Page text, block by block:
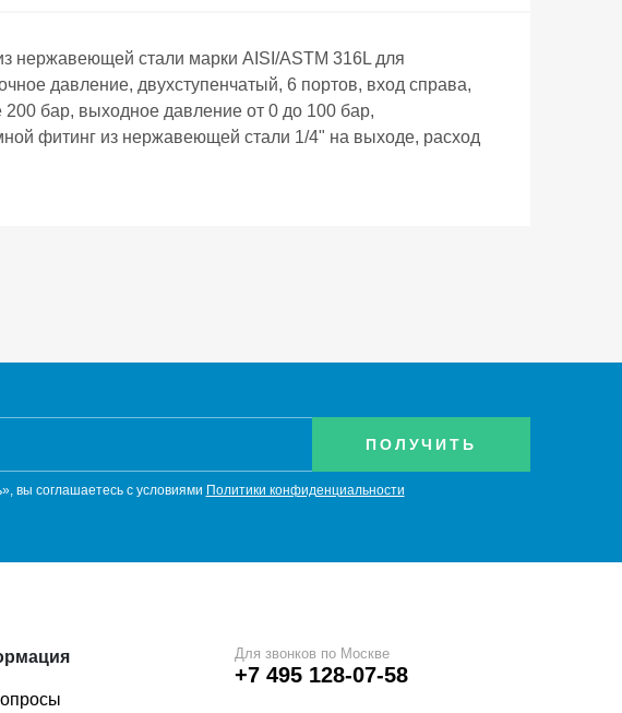
нержавеющей стали марки AISI/ASTM 316L для
давление, двухступенчатый, 6 портов, вход справа,
бар, выходное давление от 0 до 100 бар,
фитинг из нержавеющей стали 1/4" на выходе, расход
вы соглашаетесь с условиями Политики конфиденциальности
Для звонков по Москве
+7 495 128-07-58